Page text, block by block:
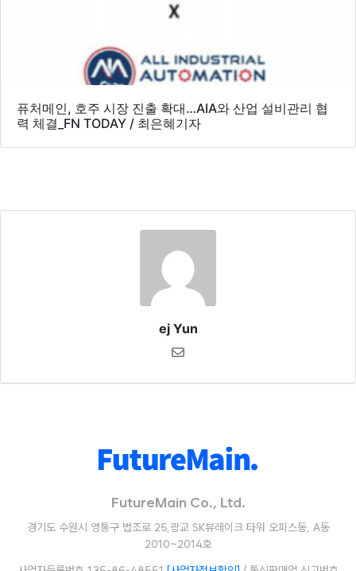
퓨처메인, 호주 시장 진출 확대…AIA와 산업 설비관리 협
력 체결_FN TODAY / 최은혜기자
ej Yun
FutureMain Co., Ltd.
경기도 수원시 영통구 법조로 25,광교 SK뷰레이크 타워 오피스동, A동
2010~2014호